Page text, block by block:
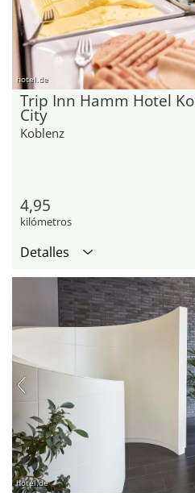
hotel.de
Trip Inn Hamm Hotel
City
Koblenz
4,95
kilómetros
Detalles
hotel.de